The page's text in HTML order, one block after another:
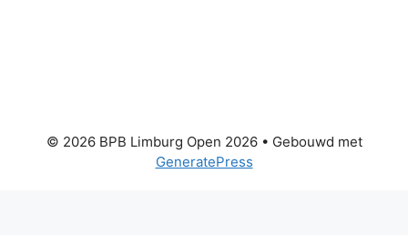
© 2026 BPB Limburg Open 2026• Gebouwd met
GeneratePress